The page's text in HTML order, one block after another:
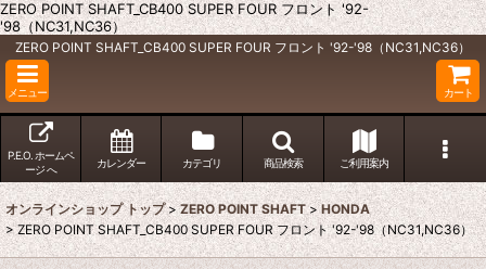
ZERO POINT SHAFT_CB400 SUPER FOUR フロント '92-
'98（NC31,NC36）
ZERO POINT SHAFT_CB400 SUPER FOUR フロント '92-'98（NC31,NC36）
メニュー カート
P.E.O. ホームペ
ージ へ
カレンダー カテゴリ 商品検索 ご利用案内
オンラインショップ トップ > ZERO POINT SHAFT > HONDA
> ZERO POINT SHAFT_CB400 SUPER FOUR フロント '92-'98（NC31,NC36）